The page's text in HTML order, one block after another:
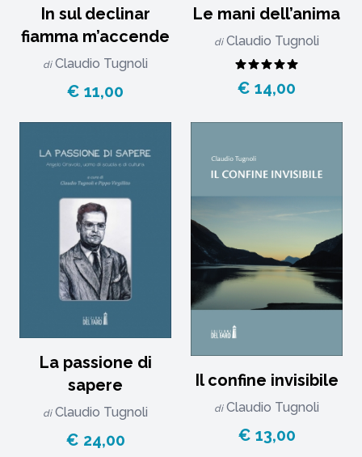
In sul declinar
fiamma m’accende
di Claudio Tugnoli
€ 11,00
Le mani dell’anima
di Claudio Tugnoli
€ 14,00
La passione di
sapere
di Claudio Tugnoli
€ 24,00
Il confine invisibile
di Claudio Tugnoli
€ 13,00